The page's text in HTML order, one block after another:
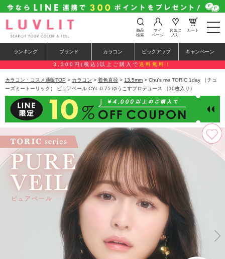
t
o
e
n
a
a
i
o
n
商品
検索
マイ
ページ
お気に
入り
カート
ランキング ブランド カラコン ピックアップ キャンペーン
3,300円(税込)以上ご購入で 送料無料！
カラコン・コスメ通販TOP > カラコン > 着色直径 > 13.5mm > Chu's me TORIC 1day （チュ
ーズミートーリック） ピュアベール CYL-0.75 ゆうこすプロデュース （10枚入り）